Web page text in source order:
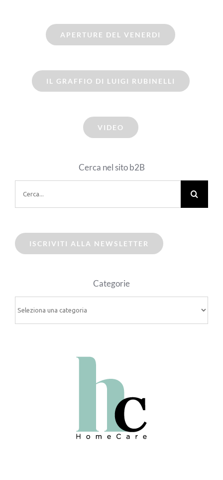
APERTURE DEL VENERDI
IL GRAFFIO DI LUIGI RUBINELLI
VIDEO
Cerca nel sito b2B
per:
ISCRIVITI ALLA NEWSLETTER
Categorie